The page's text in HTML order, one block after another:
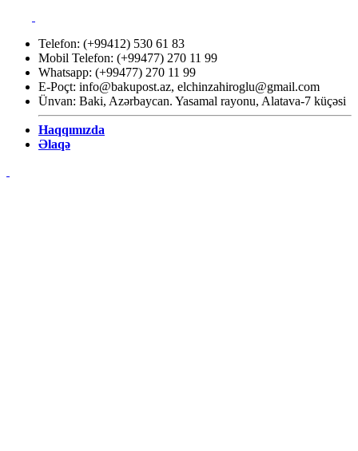
Telefon: (+99412) 530 61 83
Mobil Telefon: (+99477) 270 11 99
Whatsapp: (+99477) 270 11 99
E-Poçt: info@bakupost.az, elchinzahiroglu@gmail.com
Ünvan: Baki, Azərbaycan. Yasamal rayonu, Alatava-7 küçəsi
Haqqımızda
Əlaqə